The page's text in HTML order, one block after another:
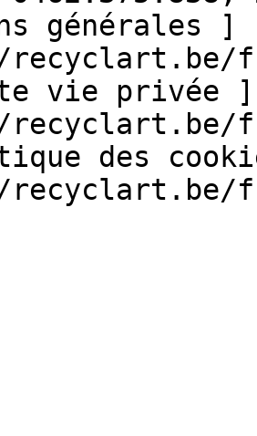
générales ]
vie privée ]
des